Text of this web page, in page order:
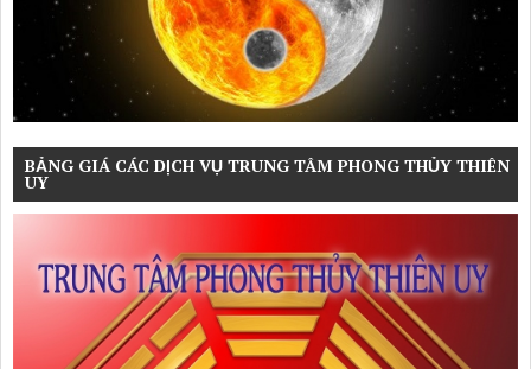
BẢNG GIÁ CÁC DỊCH VỤ TRUNG TÂM PHONG THỦY THIÊN
UY